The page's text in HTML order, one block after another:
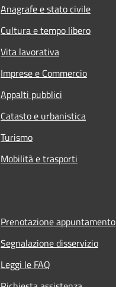
Anagrafe e stato civile
Cultura e tempo libero
Vita lavorativa
Imprese e Commercio
Appalti pubblici
Catasto e urbanistica
Turismo
Mobilità e trasporti
Prenotazione appuntamento
Segnalazione disservizio
Leggi le FAQ